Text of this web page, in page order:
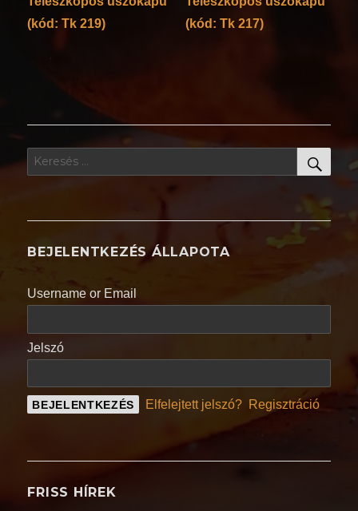
(kód: Tk 219)
(kód: Tk 217)
Keresés
a
kifejezésre:
BEJELENTKEZÉS ÁLLAPOTA
Username or Email
Jelszó
Elfelejtett jelszó? Regisztráció
FRISS HÍREK